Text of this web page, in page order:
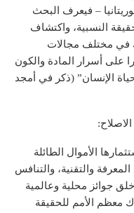
– فيعرف البحث
النسبية، واكتشاف
في مختلف مجالات
على أسرار المادة والكون
الإنسان” (ذكر في أمجد
الأموال الطائلة
والتقنية، والتنافس
جوائز محلية وعالمية
معظم الأمم للحقيقة